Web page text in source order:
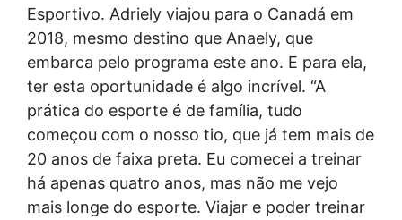
Esportivo. Adriely viajou para o Canadá em
2018, mesmo destino que Anaely, que
embarca pelo programa este ano. E para ela,
ter esta oportunidade é algo incrível. “A
prática do esporte é de família, tudo
começou com o nosso tio, que já tem mais de
20 anos de faixa preta. Eu comecei a treinar
há apenas quatro anos, mas não me vejo
mais longe do esporte. Viajar e poder treinar